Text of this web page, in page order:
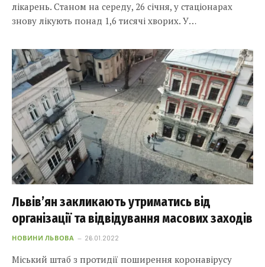
лікарень. Станом на середу, 26 січня, у стаціонарах
знову лікують понад 1,6 тисячі хворих. У…
Львів’ян закликають утриматись від
організації та відвідування масових заходів
НОВИНИ ЛЬВОВА 26.01.2022
Міський штаб з протидії поширення коронавірусу